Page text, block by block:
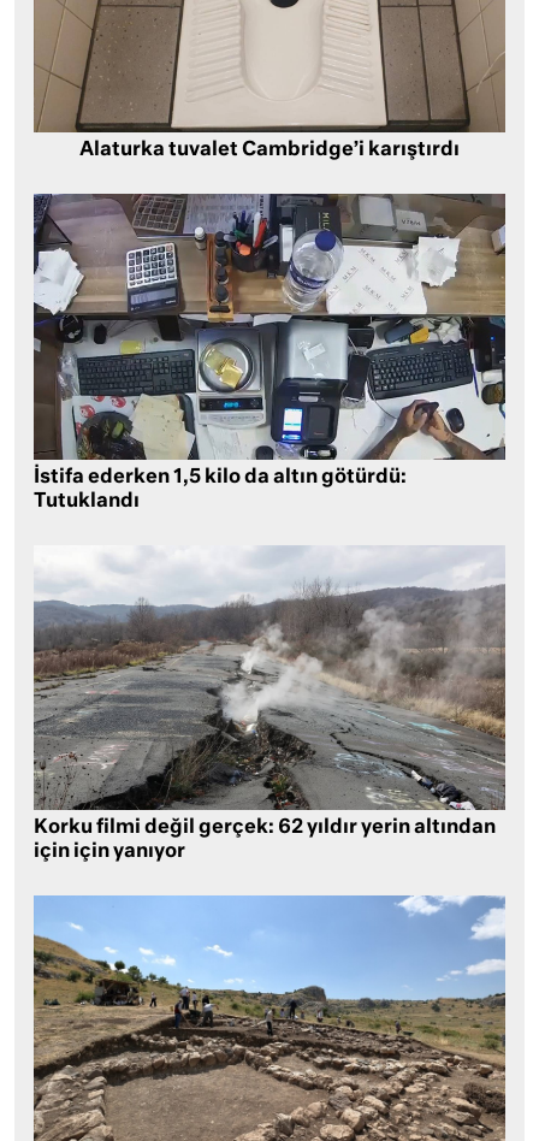
Alaturka tuvalet Cambridge’i karıştırdı
İstifa ederken 1,5 kilo da altın götürdü:
Tutuklandı
Korku filmi değil gerçek: 62 yıldır yerin altından
için için yanıyor